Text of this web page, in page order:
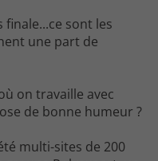
finale...ce sont les
une part de
on travaille avec
de bonne humeur ?
multi-sites de 200